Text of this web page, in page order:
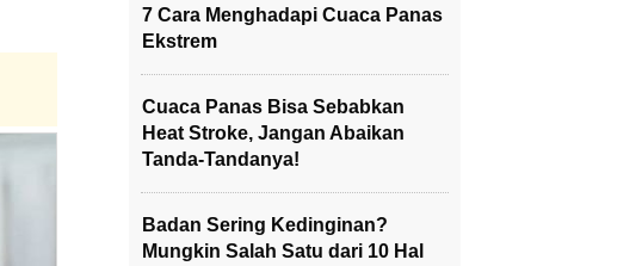
7 Cara Menghadapi Cuaca Panas
Ekstrem
Cuaca Panas Bisa Sebabkan
Heat Stroke, Jangan Abaikan
Tanda-Tandanya!
Badan Sering Kedinginan?
Mungkin Salah Satu dari 10 Hal